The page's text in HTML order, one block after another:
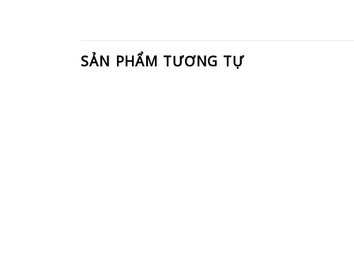
SẢN PHẨM TƯƠNG TỰ